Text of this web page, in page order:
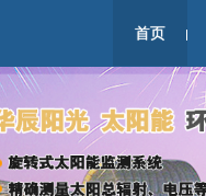
首页